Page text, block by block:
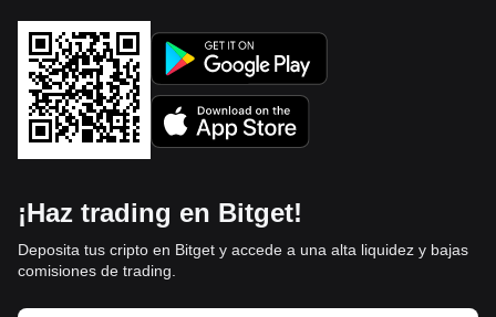
¡Haz trading en Bitget!
Deposita tus cripto en Bitget y accede a una alta liquidez y bajas
comisiones de trading.